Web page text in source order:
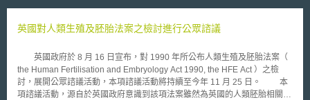
英國對人類生殖及胚胎法案之檢討進行公眾諮議
英國政府於 8 月 16 日宣布，對 1990 年所公布人類生殖及胚胎法案（
the Human Fertilisation and Embryology Act 1990, the HFE Act ）之檢
討，展開公眾諮議活動，本項諮議活動將持續至今年 11 月 25 日。 本
項諮議活動，源自於英國政府意識到該項法案雖然為英國的人類胚胎相關技